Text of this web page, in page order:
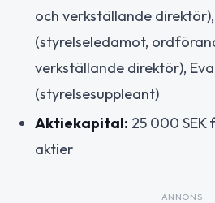
och verkställande
(styrelseledamot,
verkställande direktör),
(styrelsesuppleant)
Aktiekapital: 25 000
aktier
ANNONS